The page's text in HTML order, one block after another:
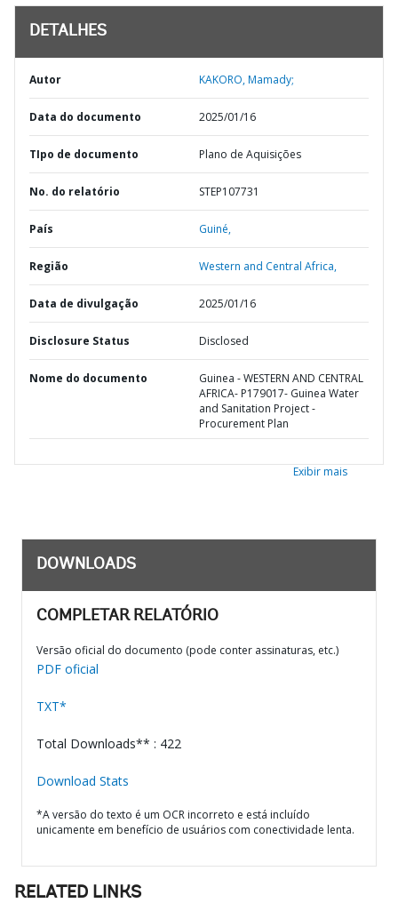
DETALHES
Autor KAKORO, Mamady;
Data do documento 2025/01/16
TIpo de documento Plano de Aquisições
No. do relatório STEP107731
País Guiné,
Região Western and Central Africa,
Data de divulgação 2025/01/16
Disclosure Status Disclosed
Nome do documento
Guinea - WESTERN AND CENTRAL
AFRICA- P179017- Guinea Water
and Sanitation Project -
Procurement Plan
Exibir mais
DOWNLOADS
COMPLETAR RELATÓRIO
Versão oficial do documento (pode conter assinaturas, etc.)
PDF oficial
TXT*
Total Downloads** : 422
Download Stats
*A versão do texto é um OCR incorreto e está incluído
unicamente em benefício de usuários com conectividade lenta.
RELATED LINKS